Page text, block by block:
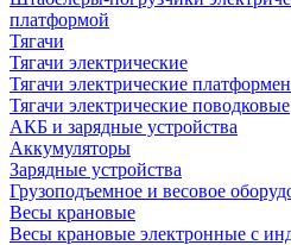
платформой
Тягачи
Тягачи электрические
Тягачи электрические
Тягачи электрические поводковые
АКБ и зарядные устройства
Аккумуляторы
Зарядные устройства
Грузоподъемное и весовое
Весы крановые
Весы крановые электронные с